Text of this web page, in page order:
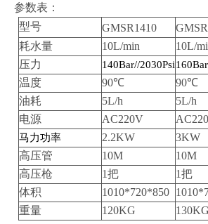
参数表：
型号
GMSR1410
耗水量
10L/min 10L/
压力
140Bar//2030Psi
温度 90℃ 90℃
油耗
5L/h 5L/h
电源
AC220V
马力功率 2.2KW 3KW
高压管
10M 10M
高压枪
1把 1把
体积
1010*720*850
重量
120KG 130KG